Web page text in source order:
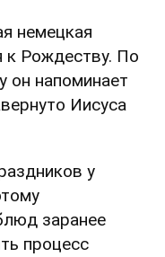
немецкая
к Рождеству. По
он напоминает
Иисуса
у
заранее
процесс